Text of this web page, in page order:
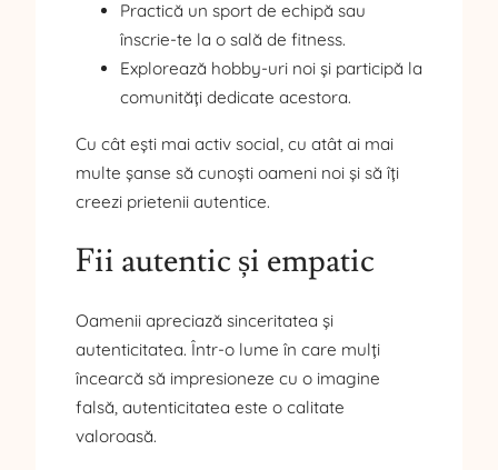
Practică un sport de echipă sau
înscrie-te la o sală de fitness.
Explorează hobby-uri noi și participă la
comunități dedicate acestora.
Cu cât ești mai activ social, cu atât ai mai
multe șanse să cunoști oameni noi și să îți
creezi prietenii autentice.
Fii autentic și empatic
Oamenii apreciază sinceritatea și
autenticitatea. Într-o lume în care mulți
încearcă să impresioneze cu o imagine
falsă, autenticitatea este o calitate
valoroasă.